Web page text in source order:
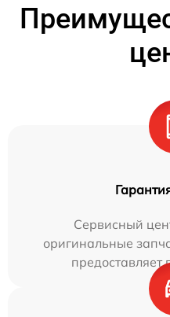
Сервисный
оригинальные
предоставляет